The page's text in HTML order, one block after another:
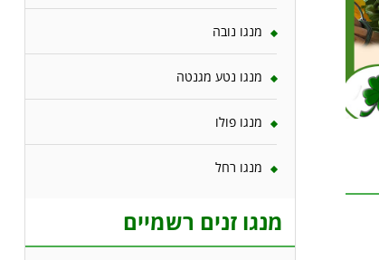
מנגו נובה
מנגו נטע מגנטה
מנגו פולו
מנגו רחל
מנגו זנים רשמיים